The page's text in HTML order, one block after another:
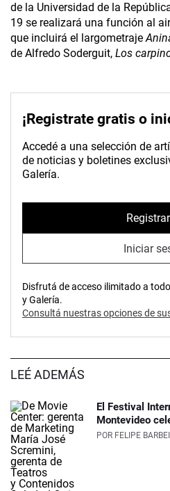
de la Universidad de la
19 se realizará una función al
que incluirá el largometraje
de Alfredo Soderguit, Los
¡Registrate gratis o
Accedé a una selección de
de noticias y boletines
Galería.
Iniciar
Disfrutá de acceso ilimitado a
y Galería.
Consultá nuestras opciones de
LEÉ ADEMÁS
El Festival
Montevideo
POR FELIPE